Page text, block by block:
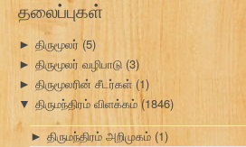
தலைப்புகள்
► திருமூலர் (5)
► திருமூலர் வழிபாடு (3)
► திருமூலரின் சீடர்கள் (1)
▼ திருமந்திரம் விளக்கம்(1846)
► திருமந்திரம் அறிமுகம் (1)